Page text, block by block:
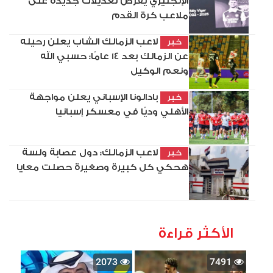
ملاعب كرة القدم
خبر
لاعب الزمالك الشاب يعلن رحيله
عن الزمالك بعد 14 عامًا: حسبي الله
ونعم الوكيل
خبر
بادالونا الإسباني يعلن مواجهة
الأهلي وديًا في معسكر إسبانيا
خبر
لاعب الزمالك: دول عصابة ولسة
هحكي كل كبيرة وصغيرة حصلت معايا
الأكثر قراءة
7491
2073